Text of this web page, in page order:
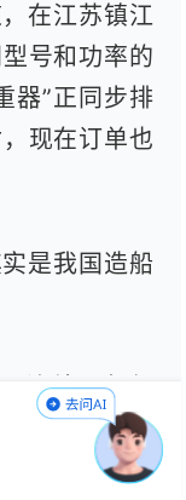
在江苏镇江
号和功率的
器”正同步排
现在订单也
是我国造船
连续16年领
示，今年一
载重吨，同比